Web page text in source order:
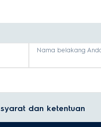
Nama belakang
syarat dan ketentuan